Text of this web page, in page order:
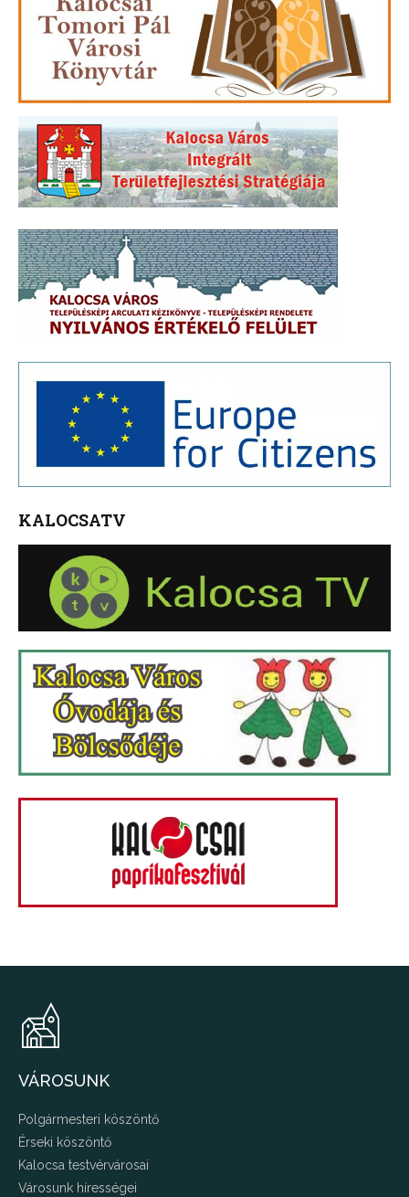
KALOCSATV
VÁROSUNK
Polgármesteri köszöntő
Érseki köszöntő
Kalocsa testvérvárosai
Városunk hírességei